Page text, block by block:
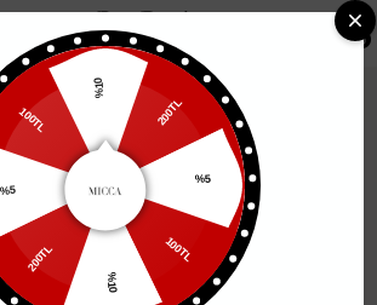
0
%10
200TL
100TL
%10
200TL
%5
100TL